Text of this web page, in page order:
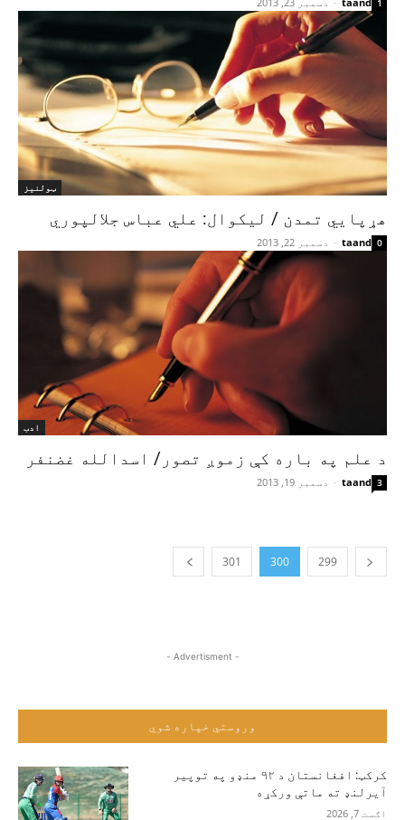
1
ټولنیز
هړپايي تمدن / ليکوال: علي عباس جلالپوري
taand
- دسمبر 22, 2013 0
ادب
د علم په باره کې زموږ تصور/ اسدالله غضنفر
taand
- دسمبر 19, 2013 3
299
300
301
- Advertisment -
وروستي خپاره شوي
کرکټ: افغانستان د ۹۲ منډو په توپیر
آیرلنډ ته ماتې ورکړه
اګست 7, 2026